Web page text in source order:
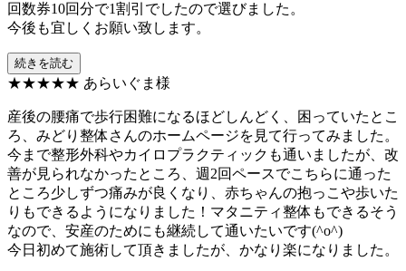
回数券10回分で1割引でしたので選びました。
今後も宜しくお願い致します。
続きを読む
★★★★★ あらいぐま様
産後の腰痛で歩行困難になるほどしんどく、困っていたとこ
ろ、みどり整体さんのホームページを見て行ってみました。
今まで整形外科やカイロプラクティックも通いましたが、改
善が見られなかったところ、週2回ペースでこちらに通った
ところ少しずつ痛みが良くなり、赤ちゃんの抱っこや歩いた
りもできるようになりました！マタニティ整体もできるそう
なので、安産のためにも継続して通いたいです(^o^)
今日初めて施術して頂きましたが、かなり楽になりました。